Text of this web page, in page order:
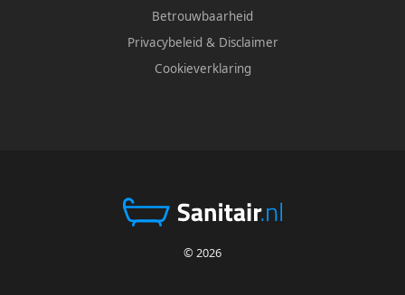
Betrouwbaarheid
Privacybeleid & Disclaimer
Cookieverklaring
© 2026